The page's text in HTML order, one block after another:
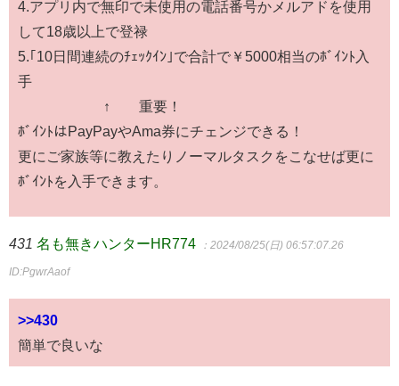
4.アプリ内で無印で未使用の電話番号かメルアドを使用
して18歳以上で登禄
5.｢10日間連続のﾁｪｯｸｲﾝ｣で合計で￥5000相当のﾎﾞｲﾝﾄ入
手
↑ 重要！
ﾎﾞｲﾝﾄはPayPayやAma券にチェンジできる！
更にご家族等に教えたりノーマルタスクをこなせば更に
ﾎﾞｲﾝﾄを入手できます。
431 名も無きハンターHR774 ：2024/08/25(日) 06:57:07.26
ID:PgwrAaof
>>430
簡単で良いな